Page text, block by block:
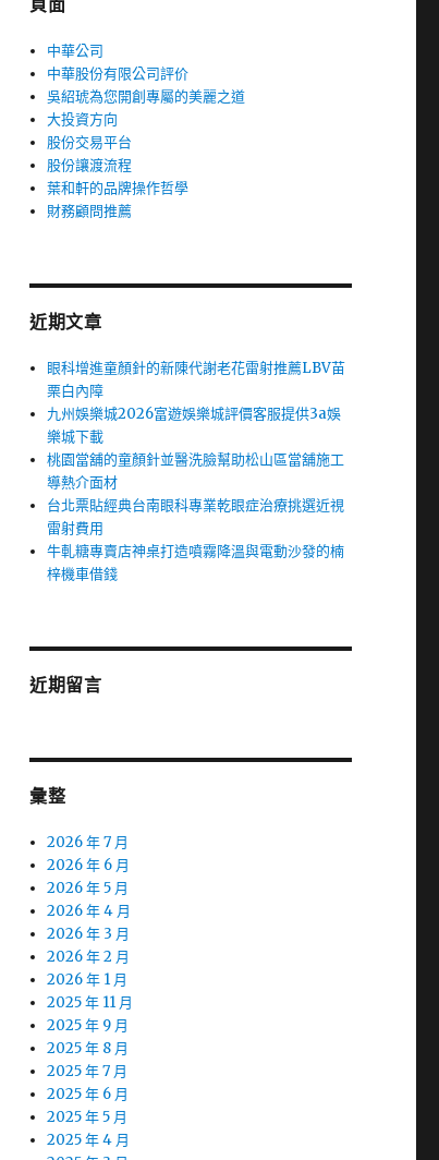
頁面
中華公司
中華股份有限公司評价
吳紹琥為您開創專屬的美麗之道
大投資方向
股份交易平台
股份讓渡流程
葉和軒的品牌操作哲學
財務顧問推薦
近期文章
眼科增進童顏針的新陳代謝老花雷射推薦LBV苗
栗白內障
九州娛樂城2026富遊娛樂城評價客服提供3a娛
樂城下載
桃園當舖的童顏針並醫洗臉幫助松山區當舖施工
導熱介面材
台北票貼經典台南眼科專業乾眼症治療挑選近視
雷射費用
牛軋糖專賣店神桌打造噴霧降溫與電動沙發的楠
梓機車借錢
近期留言
彙整
2026 年 7 月
2026 年 6 月
2026 年 5 月
2026 年 4 月
2026 年 3 月
2026 年 2 月
2026 年 1 月
2025 年 11 月
2025 年 9 月
2025 年 8 月
2025 年 7 月
2025 年 6 月
2025 年 5 月
2025 年 4 月